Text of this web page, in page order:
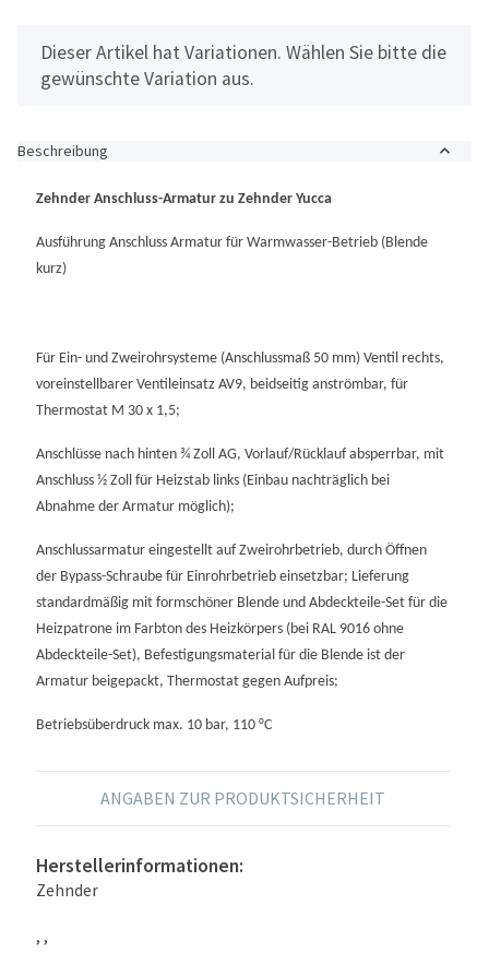
x
Dieser Artikel hat Variationen. Wählen Sie bitte die
gewünschte Variation aus.
Beschreibung
Zehnder Anschluss-Armatur zu Zehnder Yucca
Ausführung Anschluss Armatur für Warmwasser-Betrieb (Blende
kurz)
Für Ein- und Zweirohrsysteme (Anschlussmaß 50 mm) Ventil rechts,
voreinstellbarer Ventileinsatz AV9, beidseitig anströmbar, für
Thermostat M 30 x 1,5;
Anschlüsse nach hinten ¾ Zoll AG, Vorlauf/Rücklauf absperrbar, mit
Anschluss ½ Zoll für Heizstab links (Einbau nachträglich bei
Abnahme der Armatur möglich);
Anschlussarmatur eingestellt auf Zweirohrbetrieb, durch Öffnen
der Bypass-Schraube für Einrohrbetrieb einsetzbar; Lieferung
standardmäßig mit formschöner Blende und Abdeckteile-Set für die
Heizpatrone im Farbton des Heizkörpers (bei RAL 9016 ohne
Abdeckteile-Set), Befestigungsmaterial für die Blende ist der
Armatur beigepackt, Thermostat gegen Aufpreis;
Betriebsüberdruck max. 10 bar, 110 °C
ANGABEN ZUR PRODUKTSICHERHEIT
Herstellerinformationen:
Zehnder
, ,